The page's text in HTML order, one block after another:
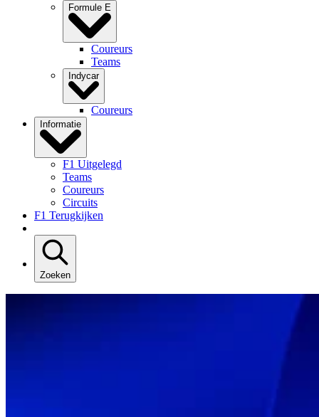
Formule E
Coureurs
Teams
Indycar
Coureurs
Informatie
F1 Uitgelegd
Teams
Coureurs
Circuits
F1 Terugkijken
Zoeken